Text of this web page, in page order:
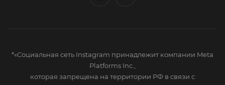
*«Социальная сеть Instagram принадлежит компании Meta
Platforms Inc.,
которая запрещена на территории РФ в связи с